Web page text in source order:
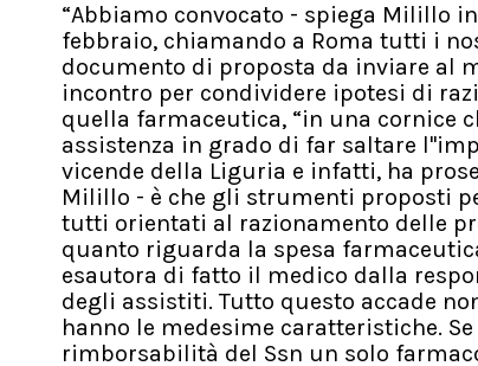
“Abbiamo convocato - spiega Milillo
febbraio, chiamando a Roma tutti i
documento di proposta da inviare al
incontro per condividere ipotesi di
quella farmaceutica, “in una cornice
assistenza in grado di far saltare
vicende della Liguria e infatti, ha
Milillo - è che gli strumenti proposti
tutti orientati al razionamento delle
quanto riguarda la spesa
esautora di fatto il medico dalla
degli assistiti. Tutto questo accade
hanno le medesime caratteristiche.
rimborsabilità del Ssn un solo